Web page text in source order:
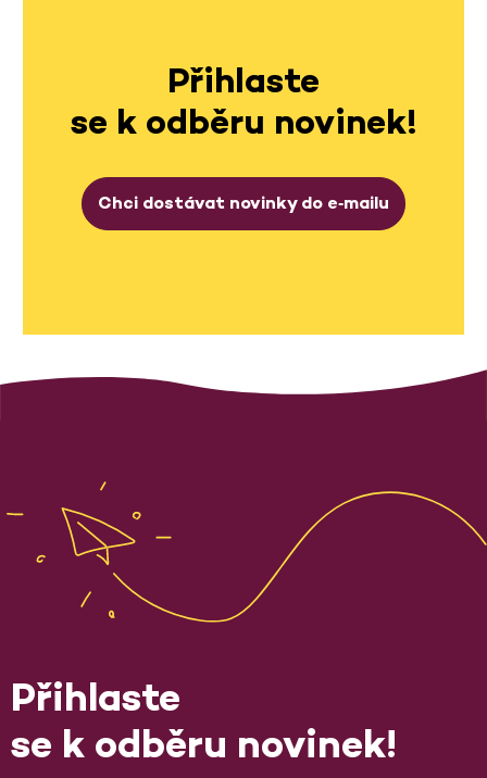
Přihlaste
se k odběru novinek!
Chci dostávat novinky do e‑mailu
Přihlaste
se k odběru novinek!